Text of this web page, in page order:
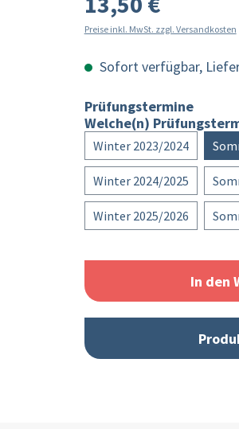
Preise inkl. MwSt. zzgl. Versandkosten
Sofort verfügbar,
Prüfungstermine
Welche(n)
Winter 2023/2024
Winter 2024/2025
Winter 2025/2026
In den